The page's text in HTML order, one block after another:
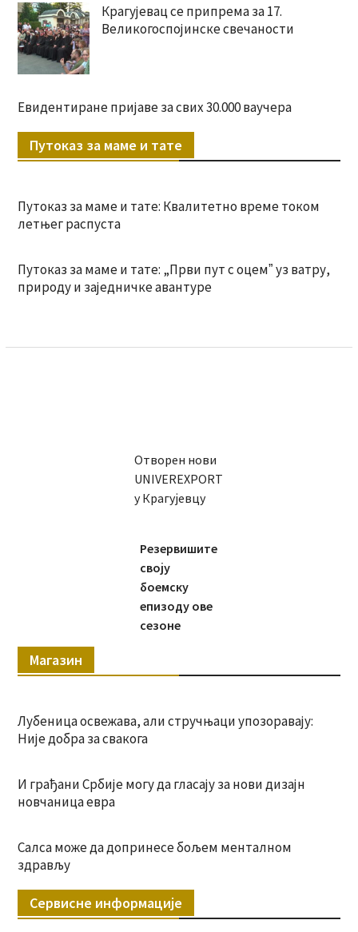
Крагујевац се припрема за 17.
Великогоспојинске свечаности
Евидентиране пријаве за свих 30.000 ваучера
Путоказ за маме и тате
Путоказ за маме и тате: Квалитетно време током
летњег распуста
Путоказ за маме и тате: „Први пут с оцемˮ уз ватру,
природу и заједничке авантуре
Отворен нови
UNIVEREXPORT
у Крагујевцу
Резервишите
своју
боемску
епизоду ове
сезоне
Магазин
Лубеница освежава, али стручњаци упозоравају:
Није добра за свакога
И грађани Србије могу да гласају за нови дизајн
новчаница евра
Салса може да допринесе бољем менталном
здрављу
Сервисне информације